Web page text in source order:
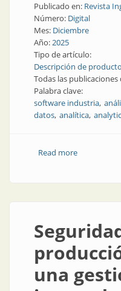
Publicado en: Revista
Número: Digital
Mes: Diciembre
Año:2025
Tipo de artículo:
Descripción de
Todas las publicaciones
Palabra clave:
software industria
datos analítica
Read moreabout
una